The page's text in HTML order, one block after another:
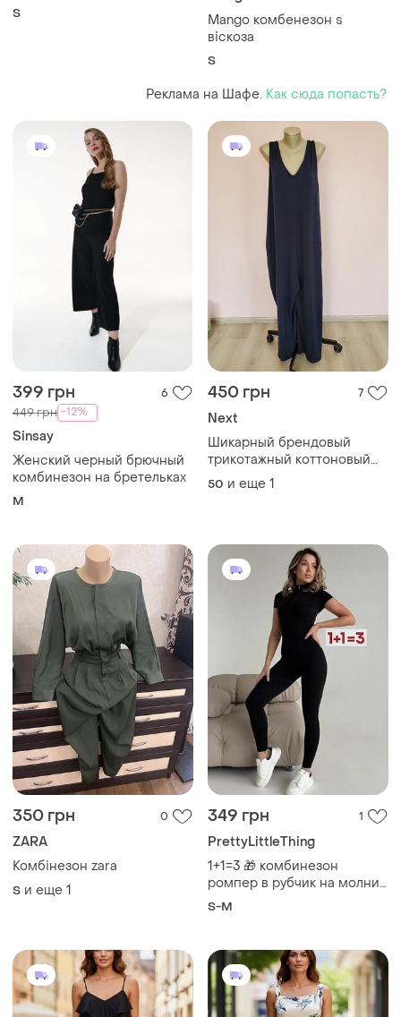
pepublic s размер и сумка
S
Mango комбенезон s
віскоза
S
Реклама на Шафе. Как сюда попасть?
399 грн 6
449 грн -12%
Sinsay
Женский черный брючный
комбинезон на бретельках
M
450 грн 7
Next
Шикарный брендовый
трикотажный коттоновый
комбинезон батал
50 и еще 1
350 грн 0
ZARA
Комбінезон zara
S и еще 1
349 грн 1
PrettyLittleThing
1+1=3 🎁 комбинезон
ромпер в рубчик на молнии
от prettylittlething
S-M